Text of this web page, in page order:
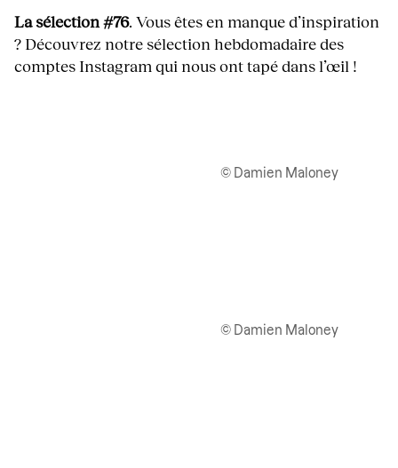
La sélection #76. Vous êtes en manque d’inspiration
? Découvrez notre sélection hebdomadaire des
comptes Instagram qui nous ont tapé dans l’œil !
© Damien Maloney
© Damien Maloney